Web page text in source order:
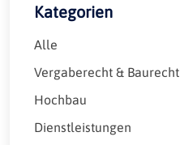
Kategorien
Alle
Vergaberecht & Baurecht
Hochbau
Dienstleistungen